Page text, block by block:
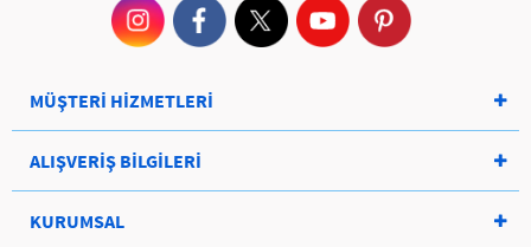
MÜŞTERİ HİZMETLERİ
ALIŞVERİŞ BİLGİLERİ
KURUMSAL